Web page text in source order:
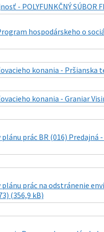
- POLYFUNKČNÝ SÚBOR
hospodárskeho o
konania - Pršianska
konania - Graniar
prác BR (016) Predajná
prác na odstránenie
(356,9 kB)